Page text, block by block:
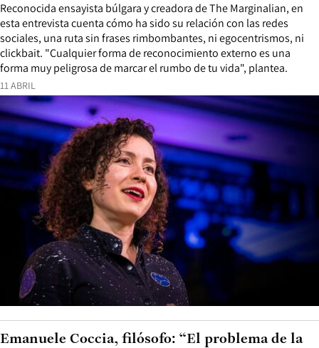
11 ABRIL
Reconocida ensayista búlgara y creadora de The Marginalian, en
esta entrevista cuenta cómo ha sido su relación con las redes
sociales, una ruta sin frases rimbombantes, ni egocentrismos, ni
clickbait. "Cualquier forma de reconocimiento externo es una
forma muy peligrosa de marcar el rumbo de tu vida", plantea.
Emanuele Coccia, filósofo: “El problema de la